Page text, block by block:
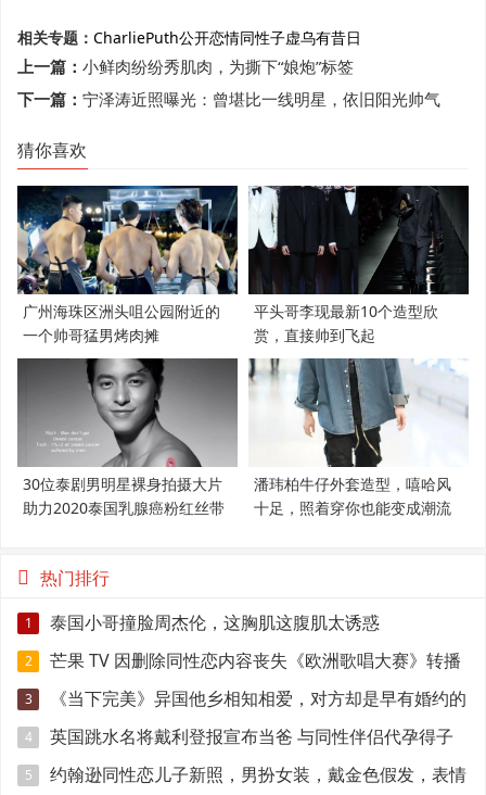
相关专题： CharliePuth公开恋情同性子虚乌有昔日
上一篇： 小鲜肉纷纷秀肌肉，为撕下“娘炮”标签
下一篇： 宁泽涛近照曝光：曾堪比一线明星，依旧阳光帅气
猜你喜欢
广州海珠区洲头咀公园附近的
一个帅哥猛男烤肉摊
平头哥李现最新10个造型欣
赏，直接帅到飞起
30位泰剧男明星裸身拍摄大片
助力2020泰国乳腺癌粉红丝带
潘玮柏牛仔外套造型，嘻哈风
十足，照着穿你也能变成潮流
热门排行
1 泰国小哥撞脸周杰伦，这胸肌这腹肌太诱惑
2
芒果 TV 因删除同性恋内容丧失《欧洲歌唱大赛》转播
权
3
《当下完美》异国他乡相知相爱，对方却是早有婚约的
准爸爸！
4 英国跳水名将戴利登报宣布当爸 与同性伴侣代孕得子
5
约翰逊同性恋儿子新照，男扮女装，戴金色假发，表情